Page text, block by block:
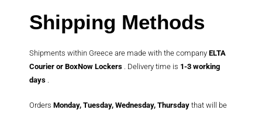
Shipping Methods
Shipments within Greece are made with the company ELTA
Courier or BoxNow Lockers . Delivery time is 1-3 working
days .
Orders Monday, Tuesday, Wednesday, Thursday that will be